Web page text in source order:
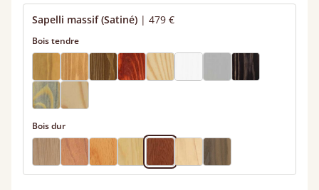
Sapelli massif (Satiné) | 479 €
Bois tendre
Bois dur